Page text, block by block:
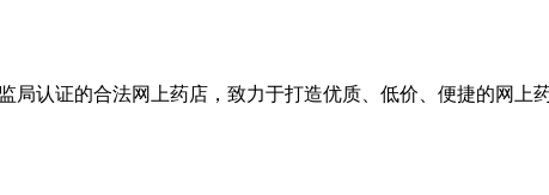
局认证的合法网上药店，致力于打造优质、低价、便捷的网上